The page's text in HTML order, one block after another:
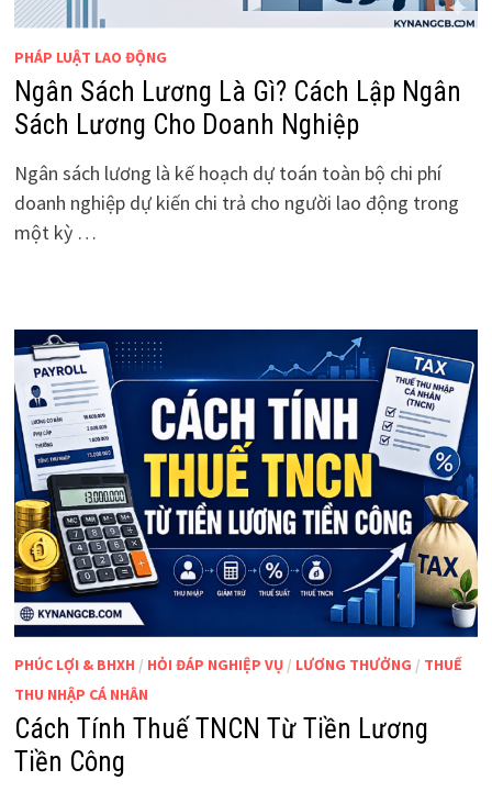
PHÁP LUẬT LAO ĐỘNG
Ngân Sách Lương Là Gì? Cách Lập Ngân
Sách Lương Cho Doanh Nghiệp
Ngân sách lương là kế hoạch dự toán toàn bộ chi phí
doanh nghiệp dự kiến chi trả cho người lao động trong
một kỳ …
PHÚC LỢI & BHXH / HỎI ĐÁP NGHIỆP VỤ/ LƯƠNG THƯỞNG / THUẾ
THU NHẬP CÁ NHÂN
Cách Tính Thuế TNCN Từ Tiền Lương
Tiền Công